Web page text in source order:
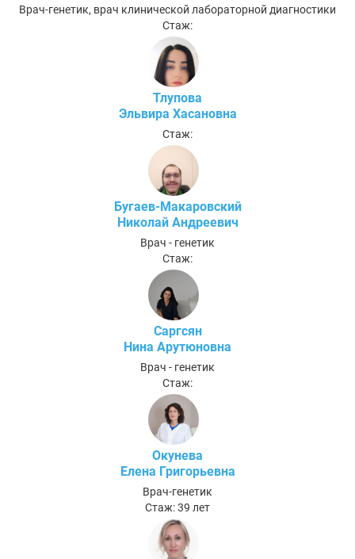
Врач-генетик, врач клинической лабораторной диагностики
Стаж:
Тлупова
Эльвира Хасановна
Стаж:
Бугаев-Макаровский
Николай Андреевич
Врач - генетик
Стаж:
Саргсян
Нина Арутюновна
Врач - генетик
Стаж:
Окунева
Елена Григорьевна
Врач-генетик
Стаж: 39 лет